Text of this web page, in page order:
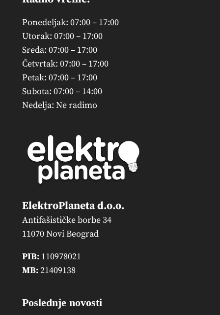
Ponedeljak: 07:00 – 17:00
Utorak: 07:00 – 17:00
Sreda: 07:00 – 17:00
Četvrtak: 07:00 – 17:00
Petak: 07:00 – 17:00
Subota: 07:00 – 14:00
Nedelja: Ne radimo
ElektroPlaneta d.o.o.
Antifašističke borbe 34
11070 Novi Beograd
PIB:110978021
MB:21409138
Poslednje novosti